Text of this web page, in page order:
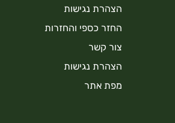
הצהרת נגישות
החזר כספי והחזרות
צור קשר
הצהרת נגישות
מפת אתר